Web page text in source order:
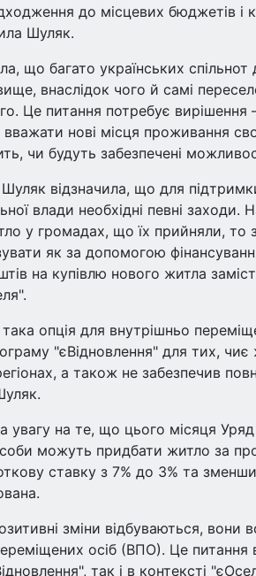
до місцевих бюджетів
Шуляк.
що багато українських
внаслідок чого й самі
Це питання потребує
вважати нові місця проживання
чи будуть забезпечені
відзначила, що для
влади необхідні певні
у громадах, що їх прийняли,
як за допомогою
на купівлю нового житла
опція для внутрішньо
"єВідновлення" для тих,
а також не забезпечив
увагу на те, що цього місяця
можуть придбати житло за
ставку з 7% до 3% та
зміни відбуваються,
осіб (ВПО). Це
так і в контексті